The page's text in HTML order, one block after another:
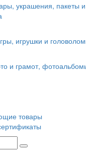
украшения, пакеты и
игрушки и
и грамот,
товары